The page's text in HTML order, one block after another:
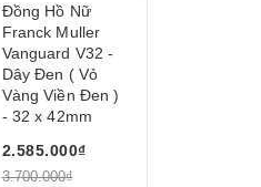
Đồng Hồ Nữ
Franck Muller
Vanguard V32 -
Dây Đen ( Vỏ
Vàng Viền Đen )
- 32 x 42mm
2.585.000₫
3.700.000₫